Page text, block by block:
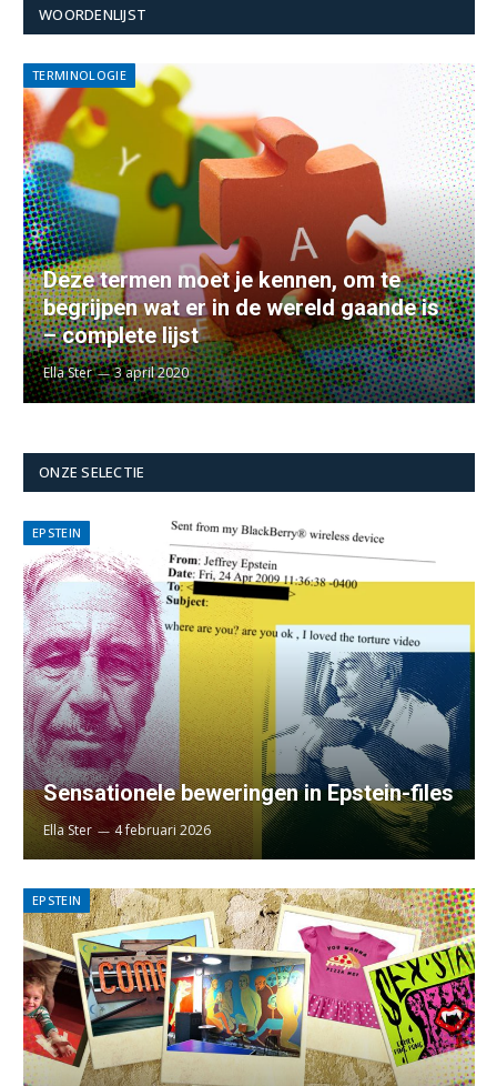
WOORDENLIJST
TERMINOLOGIE
Deze termen moet je kennen, om te
begrijpen wat er in de wereld gaande is
– complete lijst
Ella Ster 3 april 2020
ONZE SELECTIE
EPSTEIN
Sensationele beweringen in Epstein-files
Ella Ster 4 februari 2026
EPSTEIN